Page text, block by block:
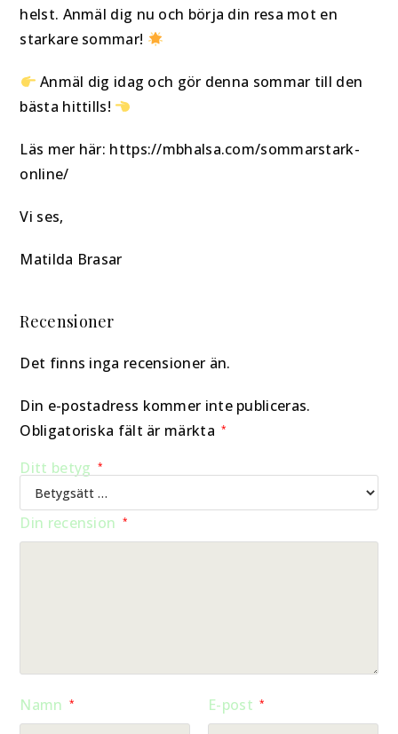
helst. Anmäl dig nu och börja din resa mot en
starkare sommar!
Anmäl dig idag och gör denna sommar till den
bästa hittills!
Läs mer här: https://mbhalsa.com/sommarstark-
online/
Vi ses,
Matilda Brasar
Recensioner
Det finns inga recensioner än.
Din e-postadress kommer inte publiceras.
Obligatoriska fält är märkta *
Ditt betyg *
Din recension *
Namn * E-post *